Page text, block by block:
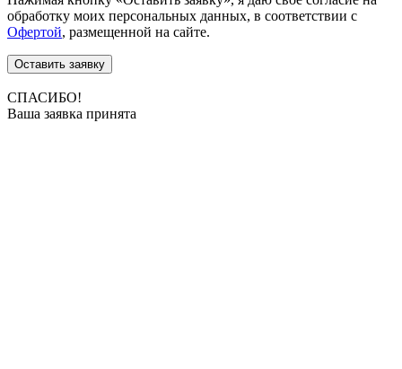
обработку моих персональных данных, в соответствии с
Офертой, размещенной на сайте.
Оставить заявку
СПАСИБО!
Ваша заявка принята